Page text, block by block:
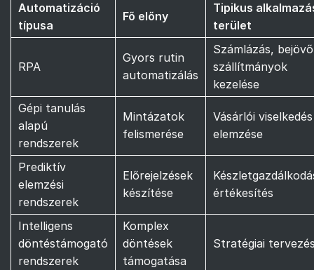
Automatizáció
típusa
Fő előny
Tipikus
terület
RPA
Gyors rutin
automatizálás
Számlázás, bejövő
szállítmányok
kezelése
Gépi tanulás
alapú
rendszerek
Mintázatok
felismerése
Vásárlói viselkedés
elemzése
Prediktív
elemzési
rendszerek
Előrejelzések
készítése
értékesítés
Intelligens
döntéstámogató
rendszerek
Komplex
döntések
támogatása
Stratégiai